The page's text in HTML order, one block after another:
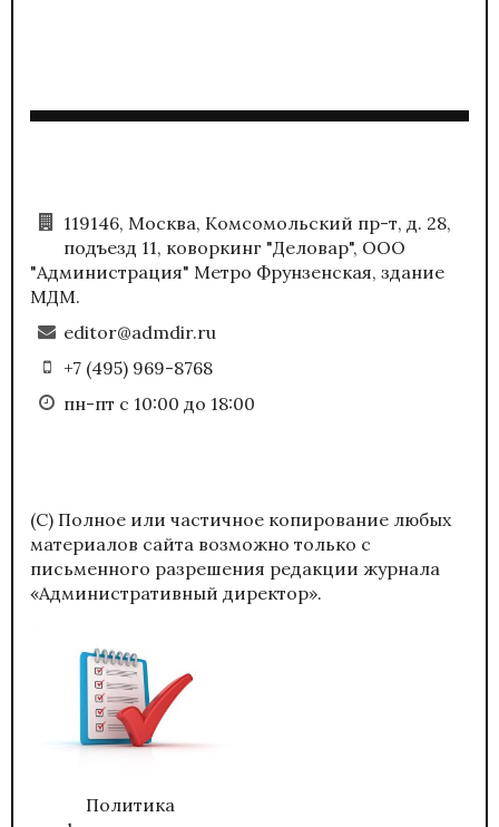
119146, Москва, Комсомольский пр-т, д. 28,
подъезд 11, коворкинг "Деловар", ООО
"Администрация" Метро Фрунзенская, здание
МДМ.
editor@admdir.ru
+7 (495) 969-8768
пн-пт с 10:00 до 18:00
(С) Полное или частичное копирование любых
материалов сайта возможно только с
письменного разрешения редакции журнала
«Административный директор».
Политика